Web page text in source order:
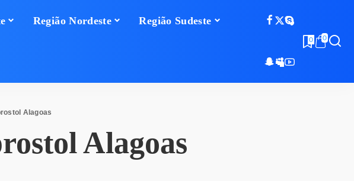
Região Nordeste Região Sudeste
0 0
Alagoas
Alagoas